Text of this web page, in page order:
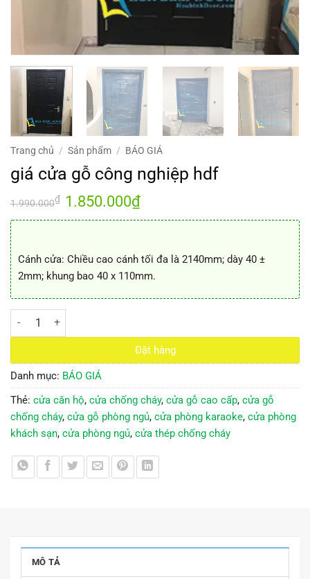
Trang chủ / Sản phẩm / BÁO GIÁ
giá cửa gỗ công nghiệp hdf
1.990.000₫ Giá
gốc
là:
1.850.000₫Giá
tại
Cánh cửa: Chiều cao cánh tối đa là 2140mm; dày 40 ±
2mm; khung bao 40 x 110mm.
giá cửa gỗ công nghiệp hdf số lượng
Đặt hàng
Danh mục: BÁO GIÁ
Thẻ: cửa căn hộ, cửa chống cháy, cửa gỗ cao cấp, cửa gỗ
chống cháy, cửa gỗ phòng ngủ, cửa phòng karaoke, cửa phòng
khách sạn, cửa phòng ngủ, cửa thép chống cháy
MÔ TẢ